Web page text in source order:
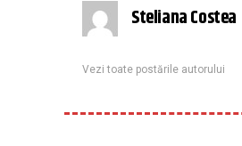
Steliana Costea
Vezi toate postările autorului